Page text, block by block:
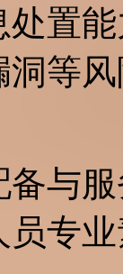
处置
洞等
备与
专业